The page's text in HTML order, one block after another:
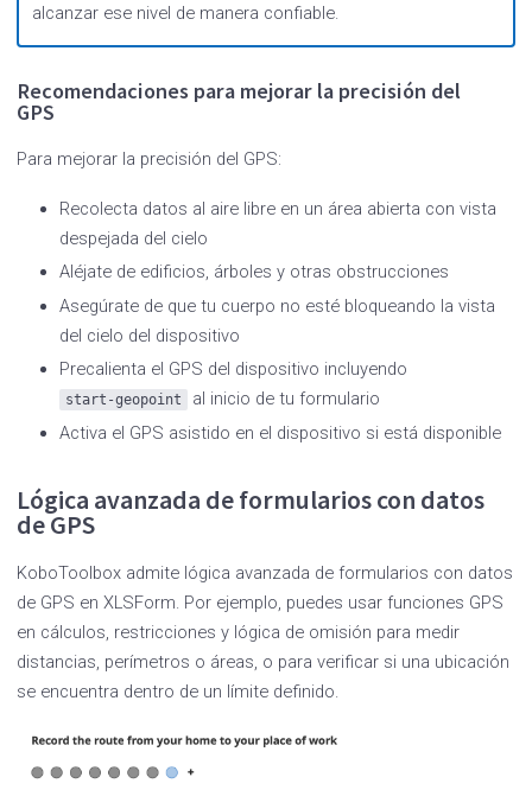
alcanzar ese nivel de manera confiable.
Recomendaciones para mejorar la precisión del
GPS
Para mejorar la precisión del GPS:
Recolecta datos al aire libre en un área abierta con vista
despejada del cielo
Aléjate de edificios, árboles y otras obstrucciones
Asegúrate de que tu cuerpo no esté bloqueando la vista
del cielo del dispositivo
Precalienta el GPS del dispositivo incluyendo
start-geopoint
al inicio de tu formulario
Activa el GPS asistido en el dispositivo si está disponible
Lógica avanzada de formularios con datos
de GPS
KoboToolbox admite lógica avanzada de formularios con datos
de GPS en XLSForm. Por ejemplo, puedes usar funciones GPS
en cálculos, restricciones y lógica de omisión para medir
distancias, perímetros o áreas, o para verificar si una ubicación
se encuentra dentro de un límite definido.